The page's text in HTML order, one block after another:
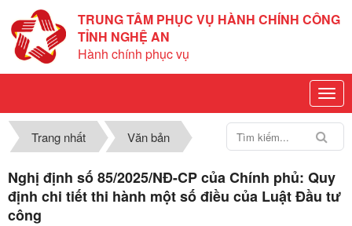
TRUNG TÂM PHỤC VỤ HÀNH CHÍNH CÔNG
TỈNH NGHỆ AN
Hành chính phục vụ
Trang nhất Văn bản
Nghị định số 85/2025/NĐ-CP của Chính phủ: Quy
định chi tiết thi hành một số điều của Luật Đầu tư
công